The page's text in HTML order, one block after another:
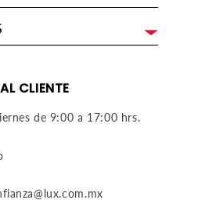
CLIENTE
de 9:00 a 17:00 hrs.